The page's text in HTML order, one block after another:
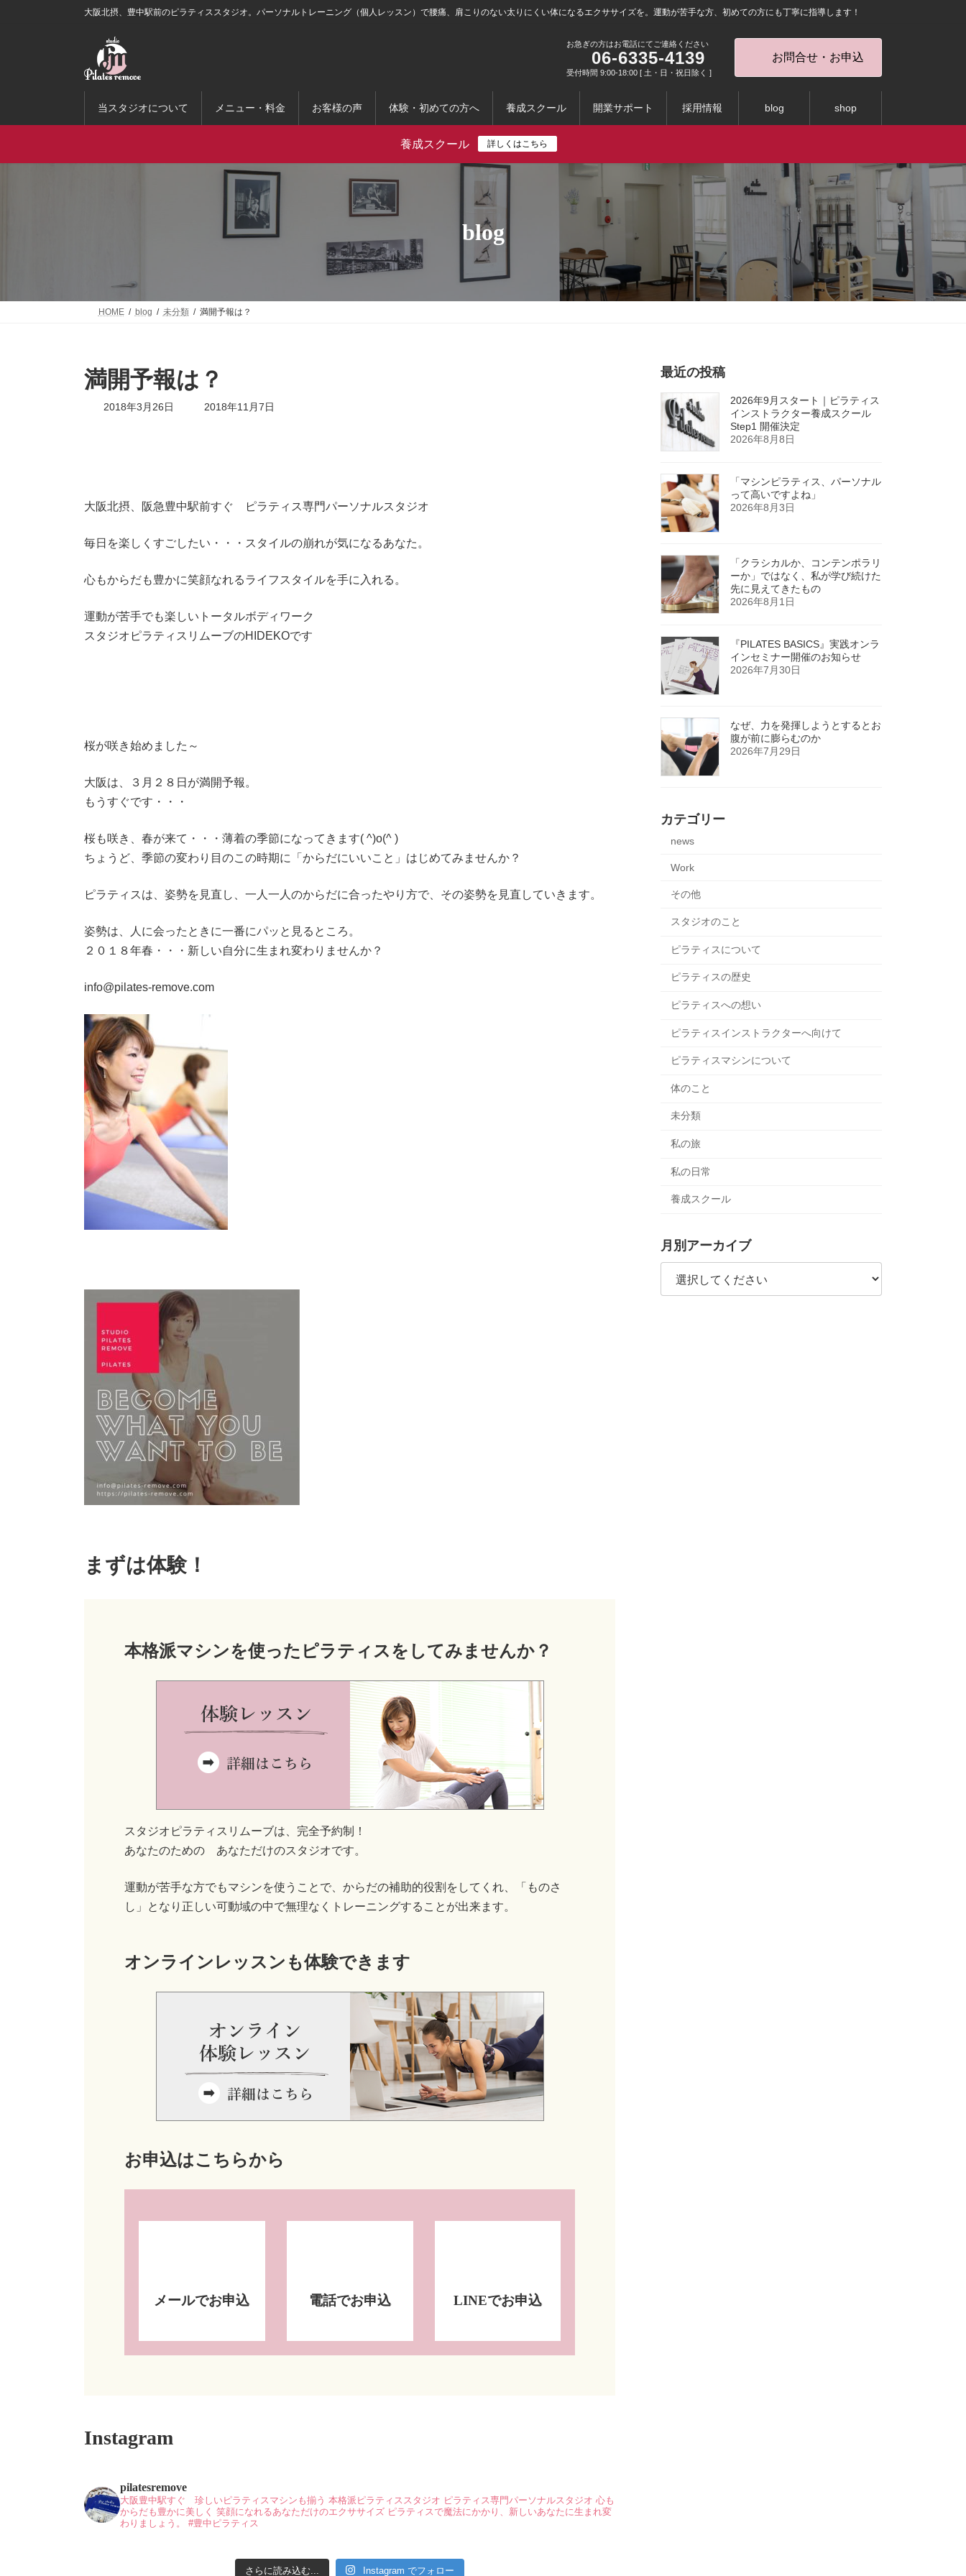
ッ
移
大阪北摂、豊中駅前のピラティススタジオ。パーソナルトレーニング（個人レッスン）で腰痛、肩こりのない太りにくい体になるエクササイズを。運動が苦手な方、初めての方にも丁寧に指導します！
お急ぎの方はお電話にてご連絡ください
06-6335-4139
受付時間 9:00-18:00 [ 土・日・祝日除く ]
お問合せ・お申込
当スタジオについて メニュー・料金 お客様の声 体験・初めての方へ 養成スクール 開業サポート 採用情報 blog shop
養成スクール 詳しくはこちら
blog
HOME blog 未分類 満開予報は？
満開予報は？
2018年3月26日
最
2018年11月7日
大阪北摂、阪急豊中駅前すぐ ピラティス専門パーソナルスタジオ
毎日を楽しくすごしたい・・・スタイルの崩れが気になるあなた。
心もからだも豊かに笑顔なれるライフスタイルを手に入れる。
運動が苦手でも楽しいトータルボディワーク
スタジオピラティスリムーブのHIDEKOです
桜が咲き始めました～
大阪は、３月２８日が満開予報。
もうすぐです・・・
桜も咲き、春が来て・・・薄着の季節になってきます( ^)o(^ )
ちょうど、季節の変わり目のこの時期に「からだにいいこと」はじめてみませんか？
ピラティスは、姿勢を見直し、一人一人のからだに合ったやり方で、その姿勢を見直していきます。
姿勢は、人に会ったときに一番にパッと見るところ。
２０１８年春・・・新しい自分に生まれ変わりませんか？
info@pilates-remove.com
まずは体験！
本格派マシンを使ったピラティスをしてみませんか？
スタジオピラティスリムーブは、完全予約制！
あなたのための あなただけのスタジオです。
運動が苦手な方でもマシンを使うことで、からだの補助的役割をしてくれ、「ものさ
し」となり正しい可動域の中で無理なくトレーニングすることが出来ます。
オンラインレッスンも体験できます
お申込はこちらから
メールでお申込 電話でお申込 LINEでお申込
Instagram
pilatesremove
大阪豊中駅すぐ 珍しいピラティスマシンも揃う 本格派ピラティススタジオ ピラティス専門パーソナルスタジオ 心も
からだも豊かに美しく 笑顔になれるあなただけのエクササイズ ピラティスで魔法にかかり、新しいあなたに生まれ変
わりましょう。
#豊中ピラティス
さらに読み込む... Instagram でフォロー
最近の投稿
2026年9月スタート｜ピラティス
インストラクター養成スクール
Step1 開催決定
2026年8月8日
「マシンピラティス、パーソナル
って高いですよね」
2026年8月3日
「クラシカルか、コンテンポラリ
ーか」ではなく、私が学び続けた
先に見えてきたもの
2026年8月1日
『PILATES BASICS』実践オンラ
インセミナー開催のお知らせ
2026年7月30日
なぜ、力を発揮しようとするとお
腹が前に膨らむのか
2026年7月29日
カテゴリー
news
Work
その他
スタジオのこと
ピラティスについて
ピラティスの歴史
ピラティスへの想い
ピラティスインストラクターへ向けて
ピラティスマシンについて
体のこと
未分類
私の旅
私の日常
養成スクール
月別アーカイブ